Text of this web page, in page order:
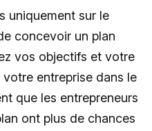
uniquement sur le
concevoir un plan
vos objectifs et votre
entreprise dans le
que les entrepreneurs
ont plus de chances